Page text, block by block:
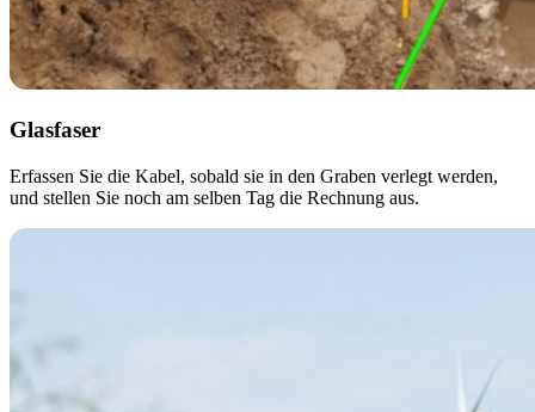
Glasfaser
Erfassen Sie die Kabel, sobald sie in den Graben verlegt werden,
und stellen Sie noch am selben Tag die Rechnung aus.